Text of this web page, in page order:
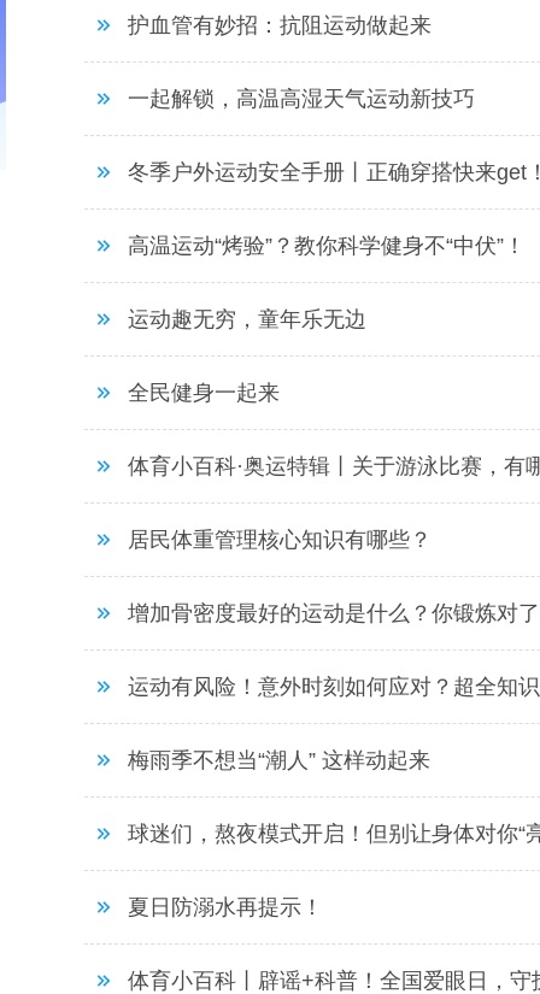
护血管有妙招：抗阻运动做起来
一起解锁，高温高湿天气运动新技巧
冬季户外运动安全手册丨正确穿搭快来get
高温运动“烤验”？教你科学健身不“中伏”！
运动趣无穷，童年乐无边
全民健身一起来
体育小百科·奥运特辑丨关于游泳比赛，有
居民体重管理核心知识有哪些？
增加骨密度最好的运动是什么？你锻炼对
运动有风险！意外时刻如何应对？超全知
梅雨季不想当“潮人” 这样动起来
球迷们，熬夜模式开启！但别让身体对你“
夏日防溺水再提示！
体育小百科丨辟谣+科普！全国爱眼日，守